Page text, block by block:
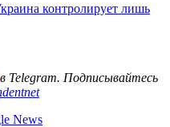
контролирует лишь
в Telegram. Подписывайтесь
News